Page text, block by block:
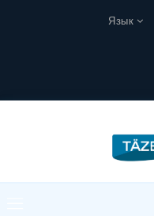
Язык